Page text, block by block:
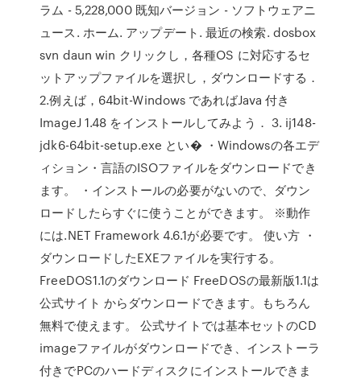
ラム - 5,228,000 既知バージョン - ソフトウェアニ
ュース. ホーム. アップデート. 最近の検索. dosbox
svn daun win クリックし，各種OS に対応するセ
ットアップファイルを選択し，ダウンロードする．
2.例えば，64bit-Windows であればJava 付き
ImageJ 1.48 をインストールしてみよう． 3. ij148-
jdk6-64bit-setup.exe とい� ・Windowsの各エデ
ィション・言語のISOファイルをダウンロードでき
ます。 ・インストールの必要がないので、ダウン
ロードしたらすぐに使うことができます。 ※動作
には.NET Framework 4.6.1が必要です。 使い方 ・
ダウンロードしたEXEファイルを実行する。
FreeDOS1.1のダウンロード FreeDOSの最新版1.1は
公式サイト からダウンロードできます。もちろん
無料で使えます。 公式サイトでは基本セットのCD
imageファイルがダウンロードでき、インストーラ
付きでPCのハードディスクにインストールできま